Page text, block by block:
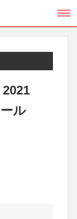
2021
ル